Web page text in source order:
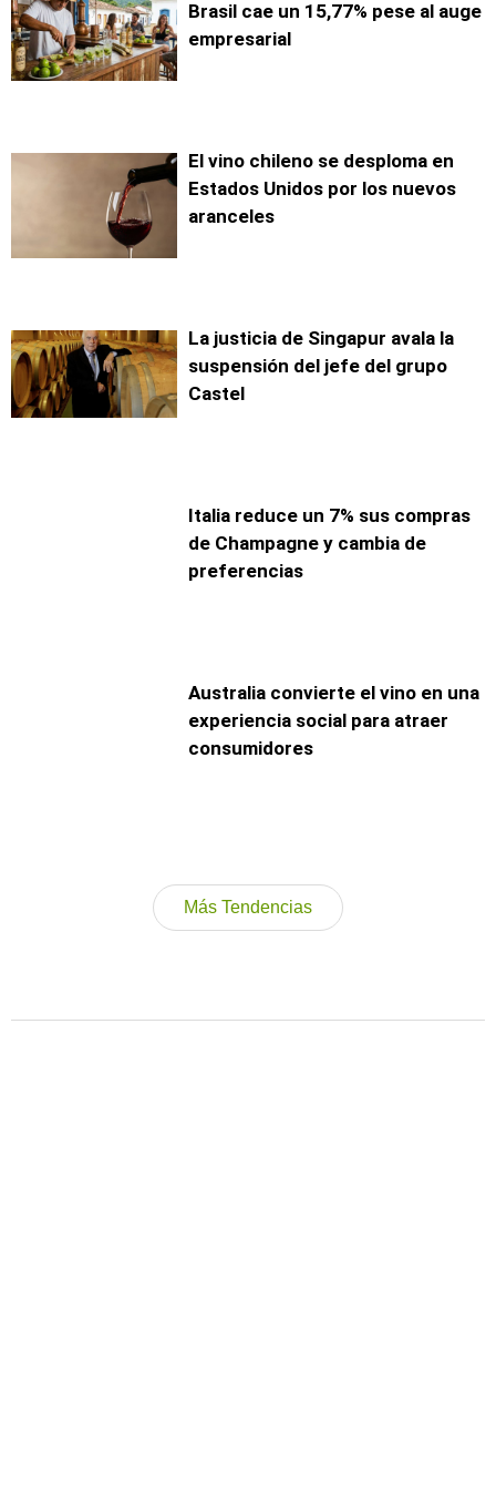
Brasil cae un 15,77% pese al auge
empresarial
El vino chileno se desploma en
Estados Unidos por los nuevos
aranceles
La justicia de Singapur avala la
suspensión del jefe del grupo
Castel
Italia reduce un 7% sus compras
de Champagne y cambia de
preferencias
Australia convierte el vino en una
experiencia social para atraer
consumidores
Más Tendencias